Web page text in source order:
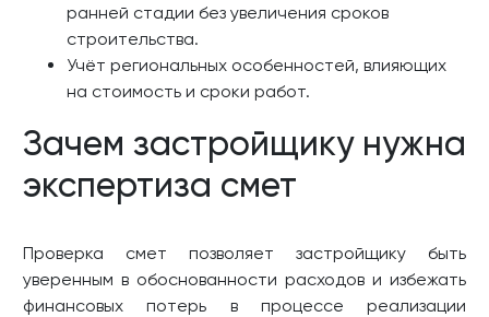
ранней стадии без увеличения сроков
строительства.
Учёт региональных особенностей, влияющих
на стоимость и сроки работ.
Зачем застройщику нужна
экспертиза смет
Проверка смет позволяет застройщику быть
уверенным в обоснованности расходов и избежать
финансовых потерь в процессе реализации